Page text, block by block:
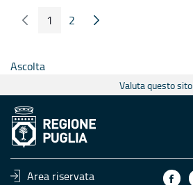
Pagina Precedente
Pagina
1 Pagina
2 Pagina Seguente
Ascolta
Valuta questo sito
Area riservata